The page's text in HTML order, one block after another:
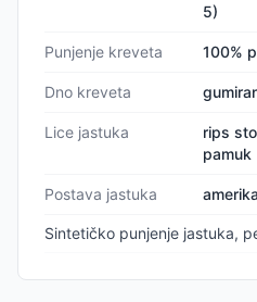
5)
Punjenje kreveta 100%
Dno kreveta
Lice jastuka
rips
pamuk
Postava jastuka
Sintetičko punjenje jastuka,